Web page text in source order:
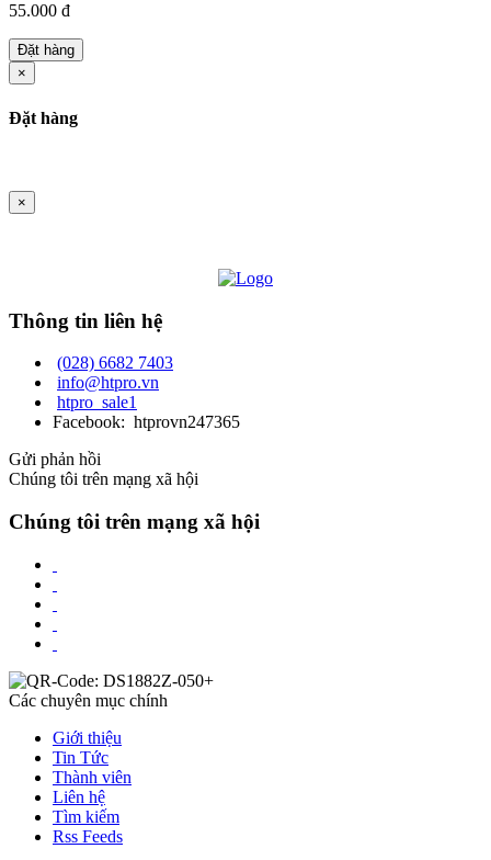
55.000 đ
Đặt hàng
×
Đặt hàng
×
Thông tin liên hệ
(028) 6682 7403
info@htpro.vn
htpro_sale1
Facebook: htprovn247365
Gửi phản hồi
Chúng tôi trên mạng xã hội
Chúng tôi trên mạng xã hội
Các chuyên mục chính
Giới thiệu
Tin Tức
Thành viên
Liên hệ
Tìm kiếm
Rss Feeds